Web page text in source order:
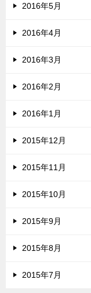
2016年5月
2016年4月
2016年3月
2016年2月
2016年1月
2015年12月
2015年11月
2015年10月
2015年9月
2015年8月
2015年7月